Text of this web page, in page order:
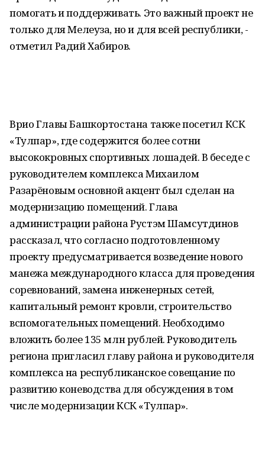
помогать и поддерживать. Это важный проект не
только для Мелеуза, но и для всей республики, -
отметил Радий Хабиров.
Врио Главы Башкортостана также посетил КСК
«Тулпар», где содержится более сотни
высококровных спортивных лошадей. В беседе с
руководителем комплекса Михаилом
Разарёновым основной акцент был сделан на
модернизацию помещений. Глава
администрации района Рустэм Шамсутдинов
рассказал, что согласно подготовленному
проекту предусматривается возведение нового
манежа международного класса для проведения
соревнований, замена инженерных сетей,
капитальный ремонт кровли, строительство
вспомогательных помещений. Необходимо
вложить более 135 млн рублей. Руководитель
региона пригласил главу района и руководителя
комплекса на республиканское совещание по
развитию коневодства для обсуждения в том
числе модернизации КСК «Тулпар».